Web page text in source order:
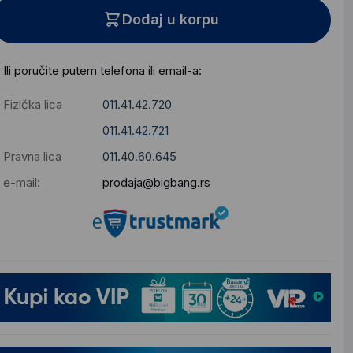
Dodaj u korpu
Ili poručite putem telefona ili email-a:
Fizička lica
011.41.42.720
011.41.42.721
Pravna lica
011.40.60.645
e-mail:
prodaja@bigbang.rs